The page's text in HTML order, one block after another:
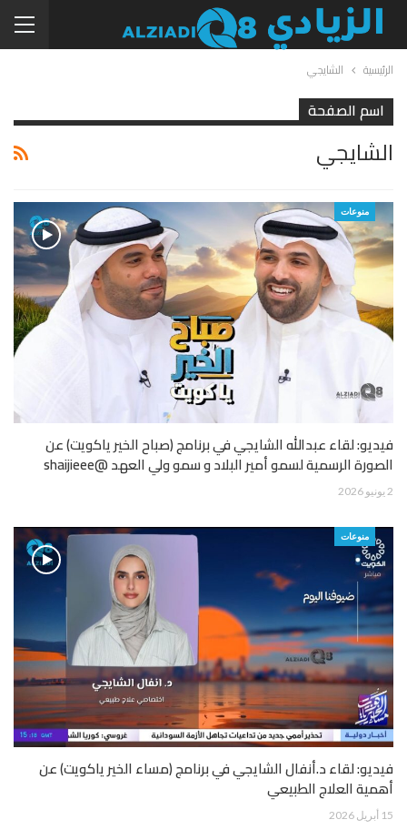
الرئيسية الشايجي
اسم الصفحة
الشايجي
منوعات
فيديو: لقاء عبدالله الشايجي في برنامج (صباح الخير ياكويت) عن
الصورة الرسمية لسمو أمير البلاد و سمو ولي العهد @shaijieee
2 يونيو 2026
منوعات
فيديو: لقاء د.أنفال الشايجي في برنامج (مساء الخير ياكويت) عن
أهمية العلاج الطبيعي
15 أبريل 2026